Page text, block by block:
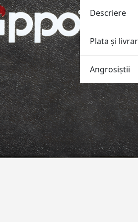
Descriere
Plata și
Angrosiştii